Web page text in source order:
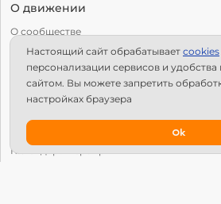
О движении
О сообществе
С чего начать?
Структура Х10
Как стать региональным лидером?
Календарь мероприятий
Настоящий сайт обрабатывает сookies
персонализации сервисов и удобства
сайтом. Вы можете запретить
настройках браузера
Ok